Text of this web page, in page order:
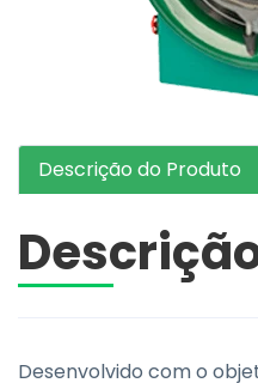
Descrição do Produto
Desenvolvido com o